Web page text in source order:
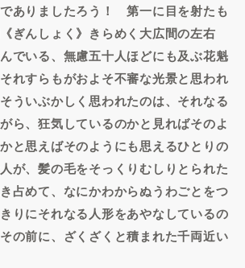
ありましたろう！ 第一に目を射たも
ぎんしょく》きらめく大広間の左右
でいる、無慮五十人ほどにも及ぶ花魁
れすらもがおよそ不審な光景と思われ
ういぶかしく思われたのは、それなる
ら、狂気しているのかと見ればそのよ
と思えばそのようにも思えるひとりの
が、髪の毛をそっくりむしりとられた
占めて、なにかわからぬうわごとをつ
りにそれなる人形をあやなしているの
の前に、ざくざくと積まれた千両近い